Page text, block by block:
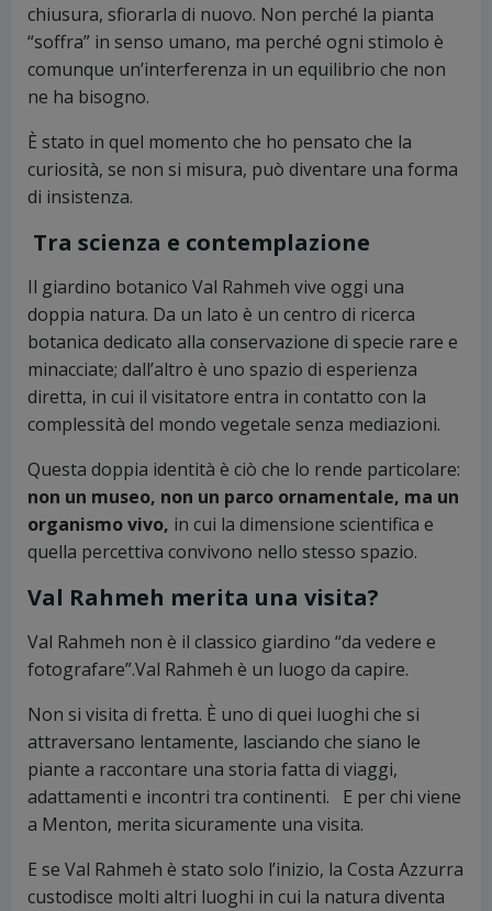
chiusura, sfiorarla di nuovo. Non perché la pianta
“soffra” in senso umano, ma perché ogni stimolo è
comunque un’interferenza in un equilibrio che non
ne ha bisogno.
È stato in quel momento che ho pensato che la
curiosità, se non si misura, può diventare una forma
di insistenza.
Tra scienza e contemplazione
Il giardino botanico Val Rahmeh vive oggi una
doppia natura. Da un lato è un centro di ricerca
botanica dedicato alla conservazione di specie rare e
minacciate; dall’altro è uno spazio di esperienza
diretta, in cui il visitatore entra in contatto con la
complessità del mondo vegetale senza mediazioni.
Questa doppia identità è ciò che lo rende particolare:
non un museo, non un parco ornamentale, ma un
organismo vivo, in cui la dimensione scientifica e
quella percettiva convivono nello stesso spazio.
Val Rahmeh merita una visita?
Val Rahmeh non è il classico giardino “da vedere e
fotografare”.Val Rahmeh è un luogo da capire.
Non si visita di fretta. È uno di quei luoghi che si
attraversano lentamente, lasciando che siano le
piante a raccontare una storia fatta di viaggi,
adattamenti e incontri tra continenti. E per chi viene
a Menton, merita sicuramente una visita.
E se Val Rahmeh è stato solo l’inizio, la Costa Azzurra
custodisce molti altri luoghi in cui la natura diventa